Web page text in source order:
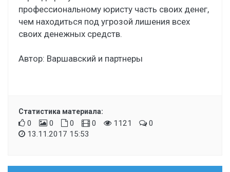
профессиональному юристу часть своих денег,
чем находиться под угрозой лишения всех
своих денежных средств.
Автор: Варшавский и партнеры
Статистика материала:
0 0 0 0 1121
0
13.11.2017 15:53